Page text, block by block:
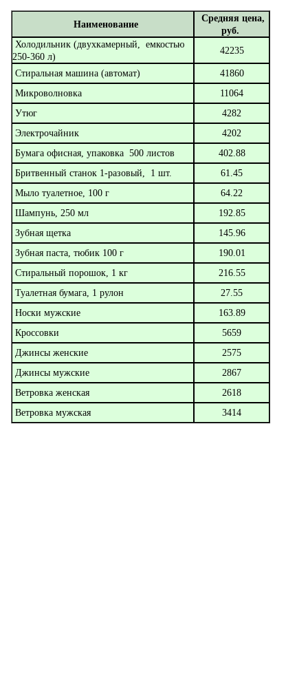
Наименование
Средняя цена,
руб.
Холодильник (двухкамерный, емкостью
250-360 л)
42235
Стиральная машина (автомат)
41860
Микроволновка
11064
Утюг
4282
Электрочайник
4202
Бумага офисная, упаковка 500 листов
402.88
Бритвенный станок 1-разовый, 1 шт.
61.45
Мыло туалетное, 100 г
64.22
Шампунь, 250 мл
192.85
Зубная щетка
145.96
Зубная паста, тюбик 100 г
190.01
Стиральный порошок, 1 кг
216.55
Туалетная бумага, 1 рулон
27.55
Носки мужские
163.89
Кроссовки
5659
Джинсы женские
2575
Джинсы мужские
2867
Ветровка женская
2618
Ветровка мужская
3414